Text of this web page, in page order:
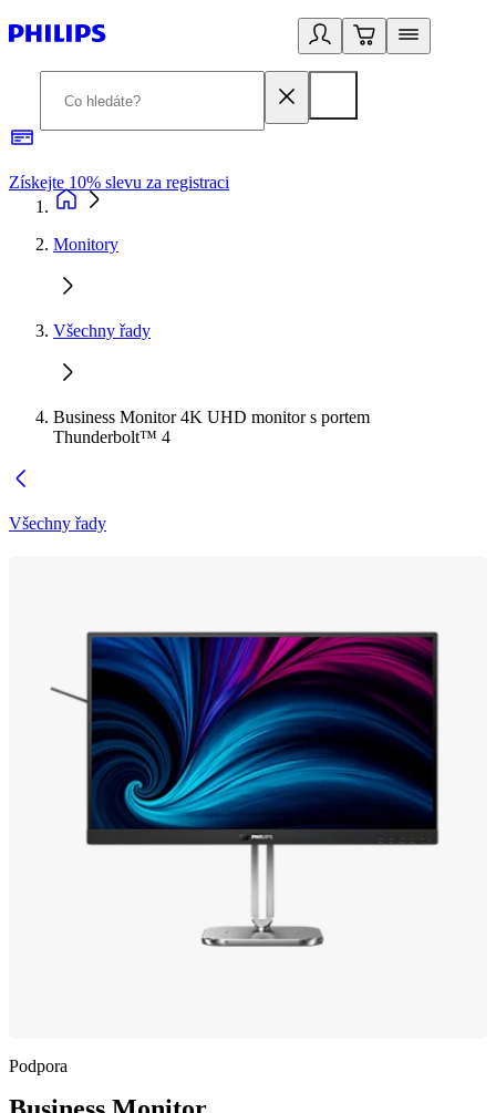
Získejte 10% slevu za registraci
Monitory
Všechny řady
Business Monitor 4K UHD monitor s portem
Thunderbolt™ 4
Všechny řady
Podpora